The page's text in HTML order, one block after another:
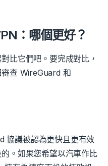
：哪個更好？
比它們吧。要完成對比，
查 WireGuard 和
協議被認為更快且更有效
。如果您希望以汽車作比